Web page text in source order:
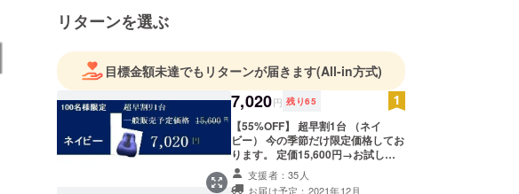
リターンを選ぶ
目標金額未達でもリターンが届きます(All-in方式)
7,020円 残り65
【55%OFF】 超早割1台 （ネイ
ビー） 今の季節だけ限定価格してお
ります。 定価15,600円→お試し価
格7,020円 （税込） 【2021年12月
下旬発送】※送料無料
支援者：35人
お届け予定：2021年12月